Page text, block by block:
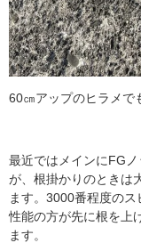
60㎝アップのヒラメで
最近ではメインにFG
が、根掛かりのときは
ます。3000番程度の
性能の方が先に根を上
ます。